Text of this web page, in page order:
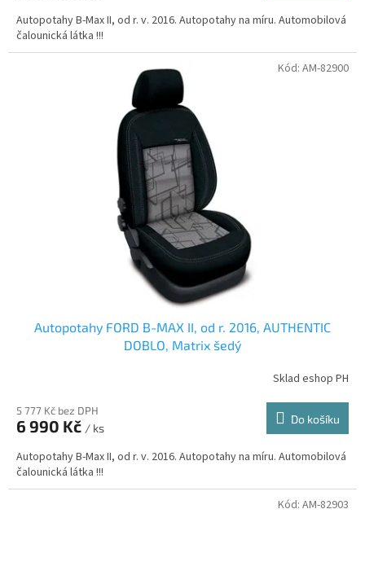
Autopotahy B-Max II, od r. v. 2016. Autopotahy na míru. Automobilová
čalounická látka !!!
Autopotahy FORD B-MAX II, od r. 2016, AUTHENTIC
DOBLO, Matrix šedý
Sklad eshop PH
5 777 Kč bez DPH
6 990 Kč / ks
Do košíku
Autopotahy B-Max II, od r. v. 2016. Autopotahy na míru. Automobilová
čalounická látka !!!
Kód: AM-82900
Kód: AM-82903